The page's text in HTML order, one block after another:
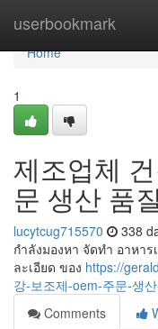
userbookmark
Home
Home
1
제조업체
문 생산 품
lucytcug715570 338
กำลังมองหา จัดทำ อาหา
ละเอียด ของ https://
강-보조제-oem-주문-생
Comments